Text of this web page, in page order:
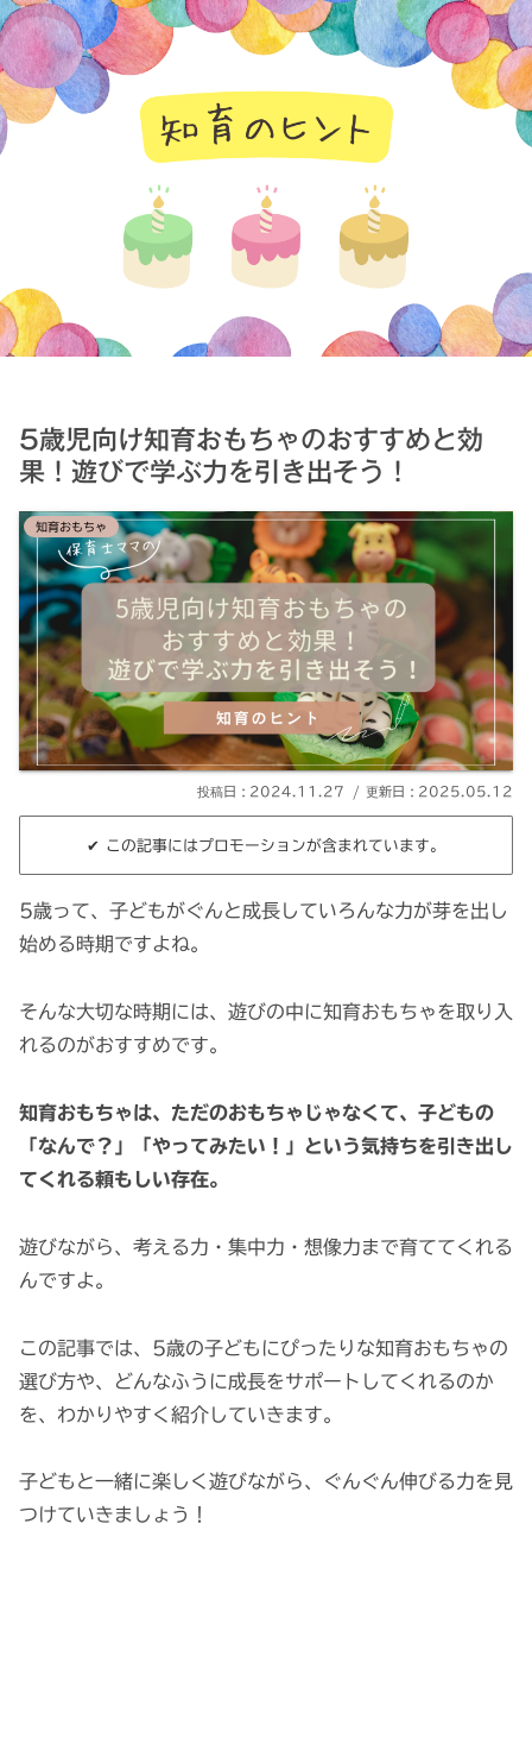
5歳児向け知育おもちゃのおすすめと効
果！遊びで学ぶ力を引き出そう！
知育おもちゃ
2024.11.27 2025.05.12
✔︎ この記事にはプロモーションが含まれています。
5歳って、子どもがぐんと成長していろんな力が芽を出し
始める時期ですよね。
そんな大切な時期には、遊びの中に知育おもちゃを取り入
れるのがおすすめです。
知育おもちゃは、ただのおもちゃじゃなくて、子どもの
「なんで？」「やってみたい！」という気持ちを引き出し
てくれる頼もしい存在。
遊びながら、考える力・集中力・想像力まで育ててくれる
んですよ。
この記事では、5歳の子どもにぴったりな知育おもちゃの
選び方や、どんなふうに成長をサポートしてくれるのか
を、わかりやすく紹介していきます。
子どもと一緒に楽しく遊びながら、ぐんぐん伸びる力を見
つけていきましょう！